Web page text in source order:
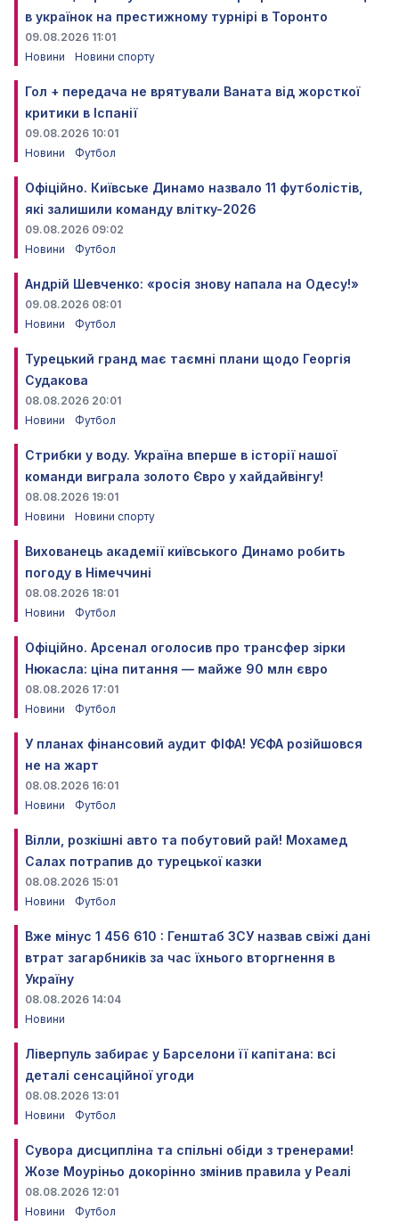
в українок на престижному турнірі в Торонто
09.08.2026 11:01
Новини
Новини спорту
Гол + передача не врятували Ваната від жорсткої
критики в Іспанії
09.08.2026 10:01
Новини
Футбол
Офіційно. Київське Динамо назвало 11 футболістів,
які залишили команду влітку-2026
09.08.2026 09:02
Новини
Футбол
Андрій Шевченко: «росія знову напала на Одесу!»
09.08.2026 08:01
Новини
Футбол
Турецький гранд має таємні плани щодо Георгія
Судакова
08.08.2026 20:01
Новини
Футбол
Стрибки у воду. Україна вперше в історії нашої
команди виграла золото Євро у хайдайвінгу!
08.08.2026 19:01
Новини
Новини спорту
Вихованець академії київського Динамо робить
погоду в Німеччині
08.08.2026 18:01
Новини
Футбол
Офіційно. Арсенал оголосив про трансфер зірки
Нюкасла: ціна питання — майже 90 млн євро
08.08.2026 17:01
Новини
Футбол
У планах фінансовий аудит ФІФА! УЄФА розійшовся
не на жарт
08.08.2026 16:01
Новини
Футбол
Вілли, розкішні авто та побутовий рай! Мохамед
Салах потрапив до турецької казки
08.08.2026 15:01
Новини
Футбол
Вже мінус 1 456 610 : Генштаб ЗСУ назвав свіжі дані
втрат загарбників за час їхнього вторгнення в
Україну
08.08.2026 14:04
Новини
Ліверпуль забирає у Барселони її капітана: всі
деталі сенсаційної угоди
08.08.2026 13:01
Новини
Футбол
Сувора дисципліна та спільні обіди з тренерами!
Жозе Моуріньо докорінно змінив правила у Реалі
08.08.2026 12:01
Новини
Футбол